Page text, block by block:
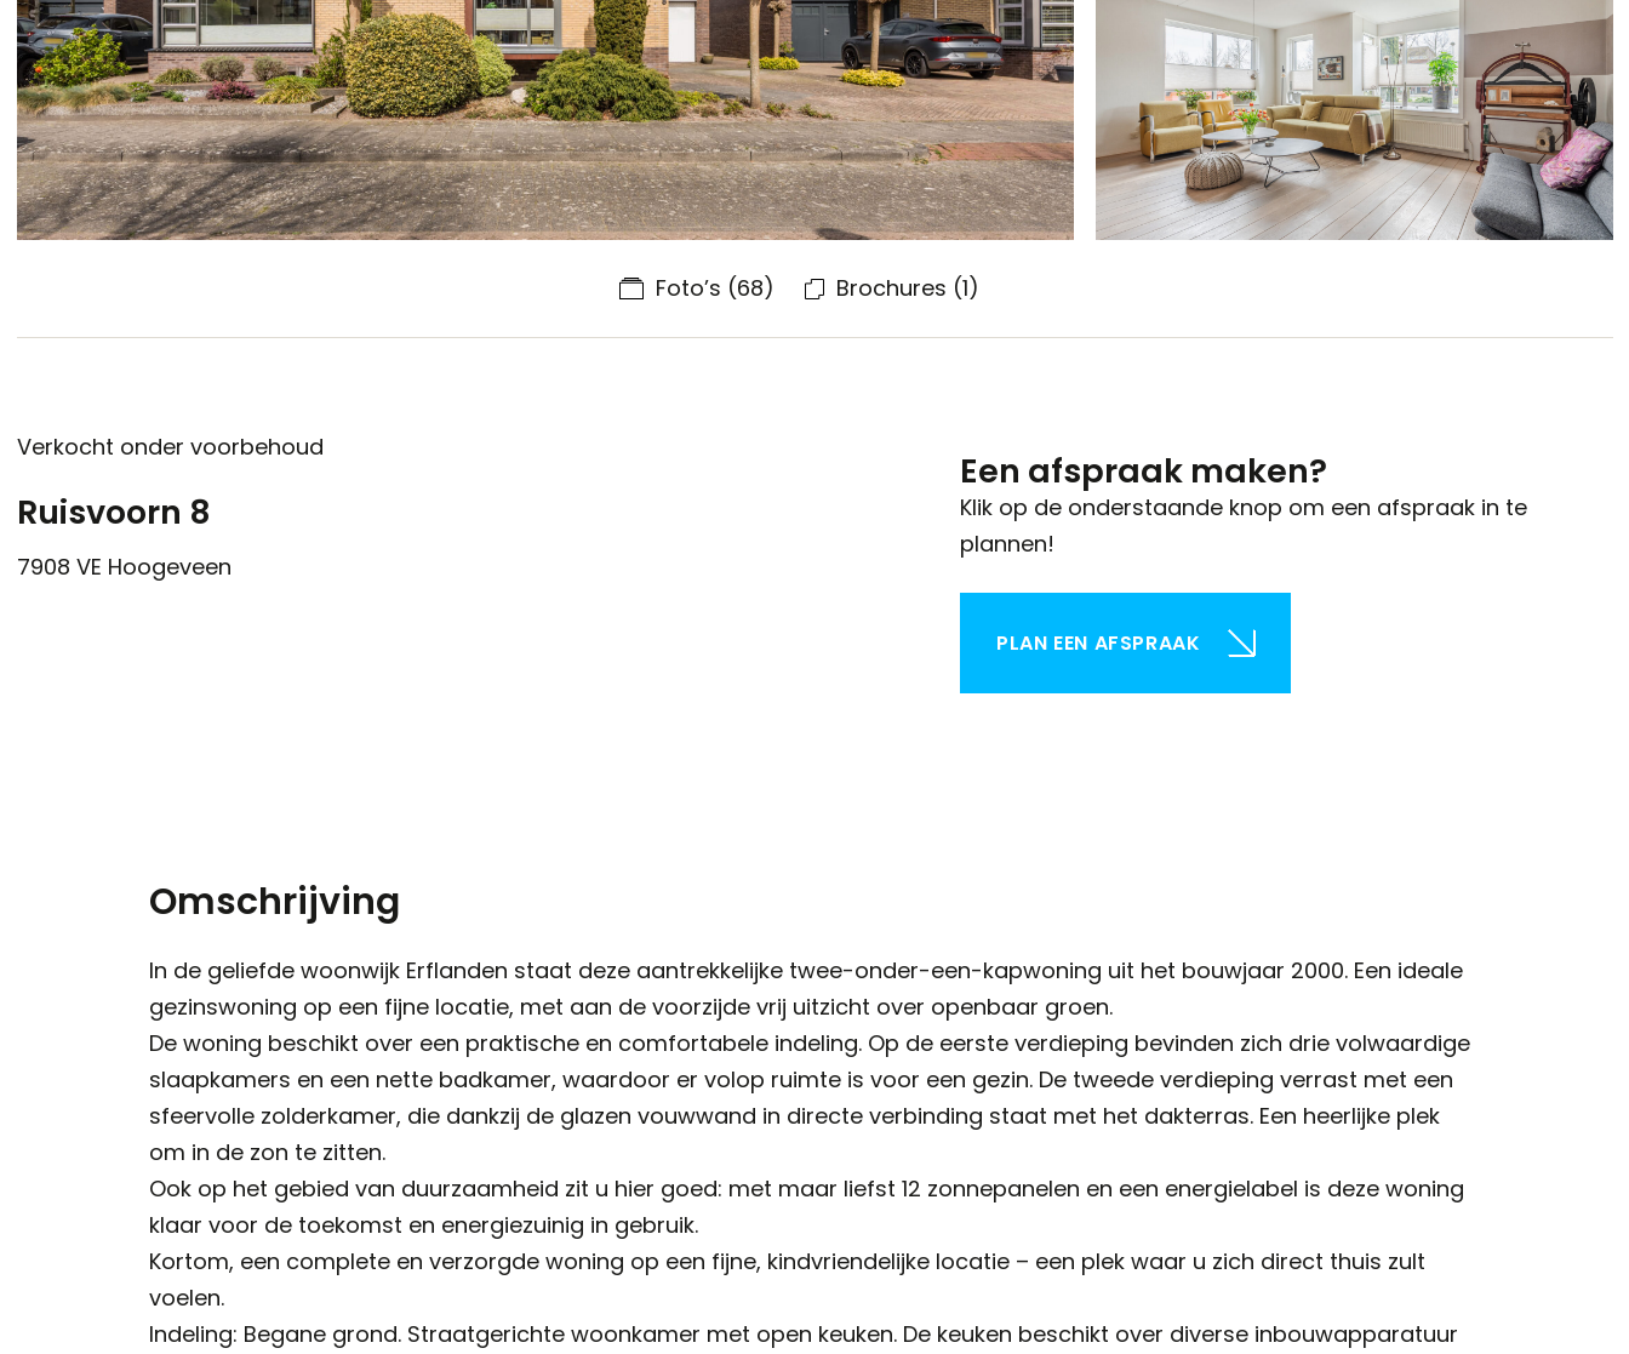
Foto’s (68) Brochures (1)
Verkocht onder voorbehoud
Ruisvoorn 8
7908 VE Hoogeveen
Een afspraak maken?
Klik op de onderstaande knop om een afspraak in te
plannen!
PLAN EEN AFSPRAAK
Omschrijving
In de geliefde woonwijk Erflanden staat deze aantrekkelijke twee-onder-een-kapwoning uit het bouwjaar 2000. Een ideale
gezinswoning op een fijne locatie, met aan de voorzijde vrij uitzicht over openbaar groen.
De woning beschikt over een praktische en comfortabele indeling. Op de eerste verdieping bevinden zich drie volwaardige
slaapkamers en een nette badkamer, waardoor er volop ruimte is voor een gezin. De tweede verdieping verrast met een
sfeervolle zolderkamer, die dankzij de glazen vouwwand in directe verbinding staat met het dakterras. Een heerlijke plek
om in de zon te zitten.
Ook op het gebied van duurzaamheid zit u hier goed: met maar liefst 12 zonnepanelen en een energielabel is deze woning
klaar voor de toekomst en energiezuinig in gebruik.
Kortom, een complete en verzorgde woning op een fijne, kindvriendelijke locatie – een plek waar u zich direct thuis zult
voelen.
Indeling: Begane grond. Straatgerichte woonkamer met open keuken. De keuken beschikt over diverse inbouwapparatuur